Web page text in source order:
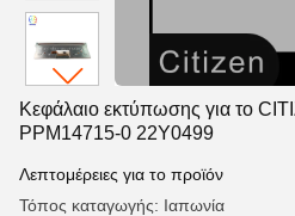
Κεφάλαιο εκτύπωσης για το
PPM14715-0 22Y0499
Λεπτομέρειες για το προϊόν
Τόπος καταγωγής: Ιαπωνία